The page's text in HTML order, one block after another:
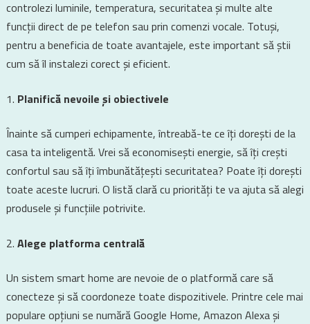
controlezi luminile, temperatura, securitatea și multe alte
funcții direct de pe telefon sau prin comenzi vocale. Totuși,
pentru a beneficia de toate avantajele, este important să știi
cum să îl instalezi corect și eficient.
Planifică nevoile și obiectivele
Înainte să cumperi echipamente, întreabă-te ce îți dorești de la
casa ta inteligentă. Vrei să economisești energie, să îți crești
confortul sau să îți îmbunătățești securitatea? Poate îți dorești
toate aceste lucruri. O listă clară cu priorități te va ajuta să alegi
produsele și funcțiile potrivite.
Alege platforma centrală
Un sistem smart home are nevoie de o platformă care să
conecteze și să coordoneze toate dispozitivele. Printre cele mai
populare opțiuni se numără Google Home, Amazon Alexa și